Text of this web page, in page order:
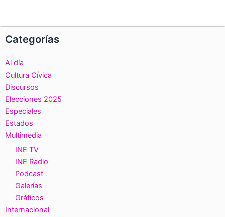
Categorías
Al día
Cultura Cívica
Discursos
Elecciones 2025
Especiales
Estados
Multimedia
INE TV
INE Radio
Podcast
Galerías
Gráficos
Internacional